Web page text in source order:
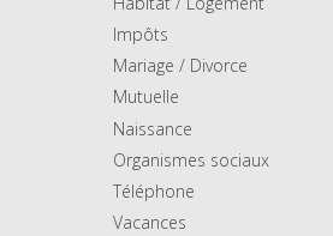
Impôts
Mariage / Divorce
Mutuelle
Naissance
Organismes sociaux
Téléphone
Vacances